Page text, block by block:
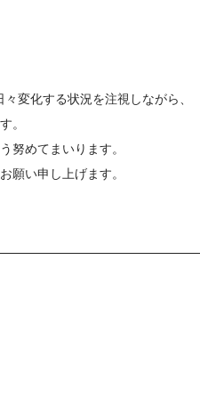
変化する状況を注視しながら、
。
努めてまいります。
願い申し上げます。